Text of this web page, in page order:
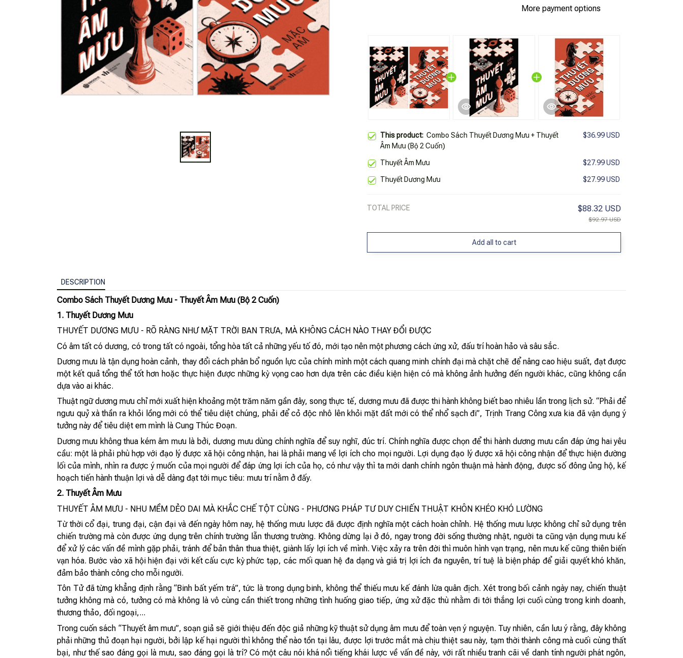
More payment options
This product: Combo Sách Thuyết Dương Mưu + Thuyết
Âm Mưu (Bộ 2 Cuốn)
$36.99 USD
Thuyết Âm Mưu $27.99 USD
Thuyết Dương Mưu $27.99 USD
TOTAL PRICE $88.32 USD
$92.97 USD
Add all to cart
DESCRIPTION
Combo Sách Thuyết Dương Mưu - Thuyết Âm Mưu (Bộ 2 Cuốn)
1. Thuyết Dương Mưu
THUYẾT DƯƠNG MƯU - RÕ RÀNG NHƯ MẶT TRỜI BAN TRƯA, MÀ KHÔNG CÁCH NÀO THAY ĐỔI ĐƯỢC
Có âm tất có dương, có trong tất có ngoài, tổng hòa tất cả những yếu tố đó, mới tạo nên một phương cách ứng xử, đấu trí hoàn hảo và sâu sắc.
Dương mưu là tận dụng hoàn cảnh, thay đổi cách phân bổ nguồn lực của chính mình một cách quang minh chính đại mà chặt chẽ để nâng cao hiệu suất, đạt được
một kết quả tổng thể tốt hơn hoặc thực hiện được những kỳ vọng cao hơn dựa trên các điều kiện hiện có mà không ảnh hưởng đến người khác, cũng không cần
dựa vào ai khác.
Thuật ngữ dương mưu chỉ mới xuất hiện khoảng một trăm năm gần đây, song thực tế, dương mưu đã được thi hành không biết bao nhiêu lần trong lịch sử. “Phải để
ngưu quỷ xà thần ra khỏi lồng mới có thể tiêu diệt chúng, phải để cỏ độc nhô lên khỏi mặt đất mới có thể nhổ sạch đi”, Trịnh Trang Công xưa kia đã vận dụng ý
tưởng này để tiêu diệt em mình là Cung Thúc Đoạn.
Dương mưu không thua kém âm mưu là bởi, dương mưu dùng chính nghĩa để suy nghĩ, đúc trí. Chính nghĩa được chọn để thi hành dương mưu cần đáp ứng hai yêu
cầu: một là phải phù hợp với đạo lý được xã hội công nhận, hai là phải mang về lợi ích cho mọi người. Lợi dụng đạo lý được xã hội công nhận để thực hiện đường
lối của mình, nhìn ra được ý muốn của mọi người để đáp ứng lợi ích của họ, có như vậy thì ta mới danh chính ngôn thuận mà hành động, được số đông ủng hộ, kế
hoạch tiến hành thuận lợi và dễ dàng đạt tới mục tiêu: mưu trí nằm ở đấy.
2. Thuyết Âm Mưu
THUYẾT ÂM MƯU - NHU MỀM DẺO DAI MÀ KHẮC CHẾ TỘT CÙNG - PHƯƠNG PHÁP TƯ DUY CHIẾN THUẬT KHÔN KHÉO KHÓ LƯỜNG
Từ thời cổ đại, trung đại, cận đại và đến ngày hôm nay, hệ thống mưu lược đã được định nghĩa một cách hoàn chỉnh. Hệ thống mưu lược không chỉ sử dụng trên
chiến trường mà còn được ứng dụng trên chính trường lẫn thương trường. Không dừng lại ở đó, ngay trong đời sống thường nhật, người ta cũng vận dụng mưu kế
để xử lý các vấn đề mình gặp phải, tránh để bản thân thua thiệt, giành lấy lợi ích về mình. Việc xảy ra trên đời thì muôn hình vạn trạng, nên mưu kế cũng thiên biến
vạn hóa. Bước vào xã hội hiện đại với kết cấu cực kỳ phức tạp, các mối quan hệ đa dạng và giá trị lợi ích đa nguyên, trí tuệ là biện pháp để giải quyết khó khăn,
đảm bảo thành công cho mỗi người.
Tôn Tử đã từng khẳng định rằng “Binh bất yếm trá”, tức là trong dụng binh, không thể thiếu mưu kế đánh lừa quân địch. Xét trong bối cảnh ngày nay, chiến thuật
tưởng không mà có, tưởng có mà không là vô cùng cần thiết trong những tình huống giao tiếp, ứng xử đặc thù nhằm đi tới thắng lợi cuối cùng trong kinh doanh,
thương thảo, đối ngoại,...
Trong cuốn sách “Thuyết âm mưu”, soạn giả sẽ giới thiệu đến độc giả những kỹ thuật sử dụng âm mưu để toàn vẹn ý nguyện. Tuy nhiên, cần lưu ý rằng, đây không
phải những thủ đoạn hại người, bởi lập kế hại người thì không thể nào tồn tại lâu, được lợi trước mắt mà chịu thiệt sau này, tạm thời thành công mà cuối cùng thất
bại, như thế sao đáng gọi là mưu, sao đáng gọi là trí? Có một câu nói khá nổi tiếng khái lược về vấn đề này, với rất nhiều tranh cãi về danh tính người phát ngôn,